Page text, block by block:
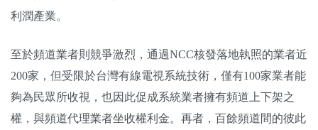
利潤產業。
至於頻道業者則競爭激烈，通過NCC核發落地執照的業者近
200家，但受限於台灣有線電視系統技術，僅有100家業者能
夠為民眾所收視，也因此促成系統業者擁有頻道上下架之
權，與頻道代理業者坐收權利金。再者，百餘頻道間的彼此